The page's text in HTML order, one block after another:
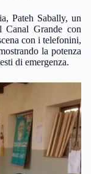
Pateh Sabally, un
Grande con
con i telefonini,
la potenza
di emergenza.